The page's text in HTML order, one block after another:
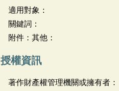
適用對象：
關鍵詞：
附件：其他：
授權資訊
著作財產權管理機關或擁有者：